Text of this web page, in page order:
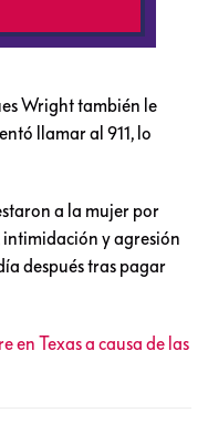
Wright también le
llamar al 911, lo
a la mujer por
y agresión
después tras pagar
en Texas a causa de las